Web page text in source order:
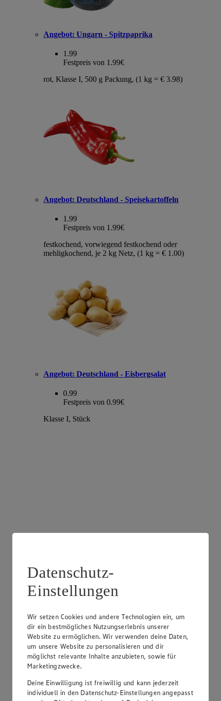
Angebot: Ungarn - Spitzpaprika
1.99
Festpreis von 1.99€
rot, Klasse I, 500 g Packung, (1 kg = € 3.98)
Angebot: Deutschland - Speisekartoffeln
1.99
Festpreis von 1.99€
festkochend, vorwiegend festkochend oder
mehligkochend, je 2 kg Netz, (1 kg = € 1.00)
Angebot: Deutschland - Eisbergsalat
0.99
Festpreis von 0.99€
Klasse I, Stück
Festpreis von 1.99€
Datenschutz-
Einstellungen
Wir setzen Cookies und andere Technologien ein, um
dir ein bestmögliches Nutzungserlebnis unserer
Website zu ermöglichen. Wir verwenden deine Daten,
um unsere Website zu personalisieren und dir
möglichst relevante Inhalte anzubieten, sowie für
Marketingzwecke.
Deine Einwilligung ist freiwillig und kann jederzeit
individuell in den Datenschutz-Einstellungen angepasst